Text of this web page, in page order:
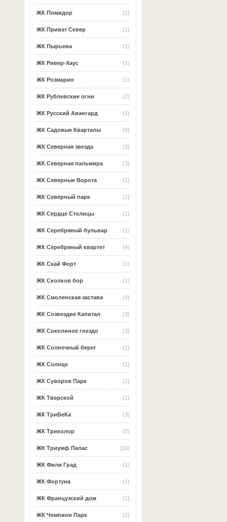
(1)
ЖК Помидор
(1)
ЖК Приват Сквер
(1)
ЖК Пырьева
(1)
ЖК Ривер-Хаус
(1)
ЖК Розмарин
(2)
ЖК Рублевские огни
(1)
ЖК Русский Авангард
(6)
ЖК Садовые Кварталы
(3)
ЖК Северная звезда
(3)
ЖК Северная пальмира
(1)
ЖК Северные Ворота
(1)
ЖК Северный парк
(1)
ЖК Сердце Столицы
(1)
ЖК Серебряный бульвар
(4)
ЖК Серебряный квартет
(1)
ЖК Скай Форт
(1)
ЖК Сколков бор
(4)
ЖК Смоленская застава
(3)
ЖК Созвездие Капитал
(3)
ЖК Соколиное гнездо
(1)
ЖК Солнечный берег
(1)
ЖК Солнце
(1)
ЖК Суворов Парк
(1)
ЖК Тверской
(3)
ЖК ТриБеКа
(2)
ЖК Триколор
(16)
ЖК Триумф Палас
(1)
ЖК Фили Град
(1)
ЖК Фортуна
(1)
ЖК Французский дом
(1)
ЖК Чемпион Парк